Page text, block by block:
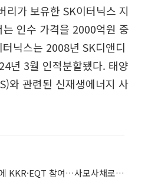
리가 보유한 SK이터닉스 지
인수 가격을 2000억원 중
닉스는 2008년 SK디앤디
년 3월 인적분할됐다. 태양
와 관련된 신재생에너지 사
SK이터닉스 매각 본입찰에 KKR·EQT 참여…사모사채로 차입금 만기 완충